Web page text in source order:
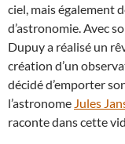
ciel, mais également
d’astronomie. Avec
Dupuy a réalisé un
création d’un
décidé d’emporter
l’astronome Jules
raconte dans cette